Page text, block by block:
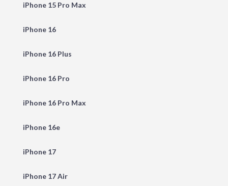
iPhone 15 Pro Max
iPhone 16
iPhone 16 Plus
iPhone 16 Pro
iPhone 16 Pro Max
iPhone 16e
iPhone 17
iPhone 17 Air